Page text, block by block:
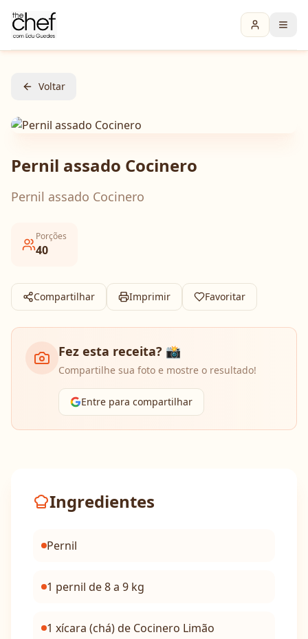
Voltar
Pernil assado Cocinero
Pernil assado Cocinero
Porções
40
Compartilhar Imprimir Favoritar
Fez esta receita? 📸
Compartilhe sua foto e mostre o resultado!
Entre para compartilhar
Ingredientes
Pernil
1 pernil de 8 a 9 kg
1 xícara (chá) de Cocinero Limão